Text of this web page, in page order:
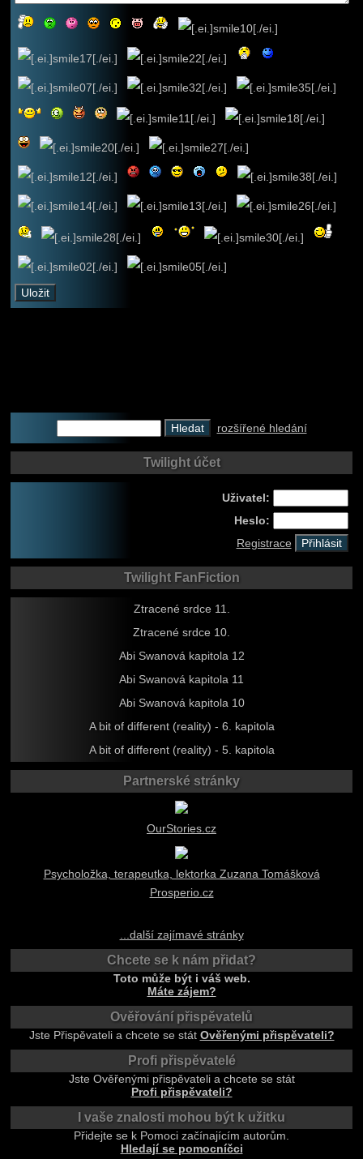
rozšířené hledání
Twilight účet
Uživatel:
Heslo:
Registrace
Twilight FanFiction
Ztracené srdce 11.
Ztracené srdce 10.
Abi Swanová kapitola 12
Abi Swanová kapitola 11
Abi Swanová kapitola 10
A bit of different (reality) - 6. kapitola
A bit of different (reality) - 5. kapitola
Partnerské stránky
OurStories.cz
Psycholožka, terapeutka, lektorka Zuzana Tomášková
Prosperio.cz
...další zajímavé stránky
Chcete se k nám přidat?
Toto může být i váš web.
Máte zájem?
Ověřování přispěvatelů
Jste Přispěvateli a chcete se stát Ověřenými přispěvateli?
Profi přispěvatelé
Jste Ověřenými přispěvateli a chcete se stát
Profi přispěvateli?
I vaše znalosti mohou být k užitku
Přidejte se k Pomoci začínajícím autorům.
Hledají se pomocníčci